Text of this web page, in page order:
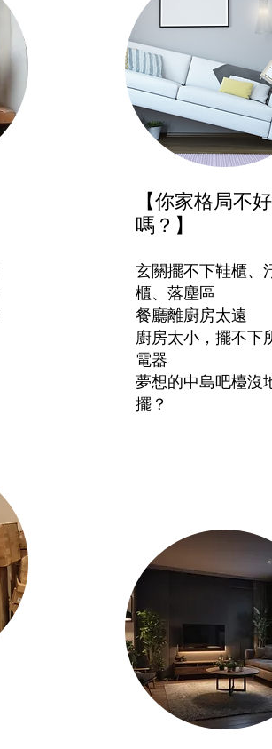
【你家格局不好
嗎？】
玄關擺不下鞋櫃、
櫃、落塵區
餐廳離廚房太遠
廚房太小，擺不下
電器
夢想的中島吧檯沒
擺？